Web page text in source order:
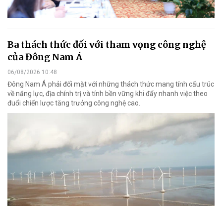
Ba thách thức đối với tham vọng công nghệ
của Đông Nam Á
06/08/2026 10:48
Đông Nam Á phải đối mặt với những thách thức mang tính cấu trúc
về năng lực, địa chính trị và tính bền vững khi đẩy nhanh việc theo
đuổi chiến lược tăng trưởng công nghệ cao.